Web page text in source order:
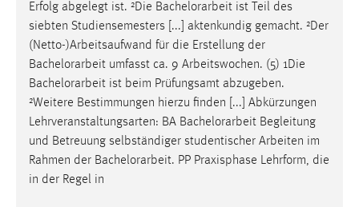
Erfolg abgelegt ist. ²Die Bachelorarbeit ist Teil des
siebten Studiensemesters [...] aktenkundig gemacht. ²Der
(Netto-)Arbeitsaufwand für die Erstellung der
Bachelorarbeit umfasst ca. 9 Arbeitswochen. (5) 1Die
Bachelorarbeit ist beim Prüfungsamt abzugeben.
²Weitere Bestimmungen hierzu finden [...] Abkürzungen
Lehrveranstaltungsarten: BA Bachelorarbeit Begleitung
und Betreuung selbständiger studentischer Arbeiten im
Rahmen der Bachelorarbeit. PP Praxisphase Lehrform, die
in der Regel in
Cookie Laufzeit:
30 Tage
Chat
Name:
MibewSessionID, MIBEW_UserID, mibew_locale, mibew-
Zweck: